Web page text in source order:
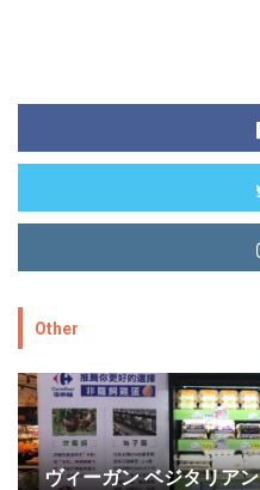
Other
ヴィーガン ベジタリアン